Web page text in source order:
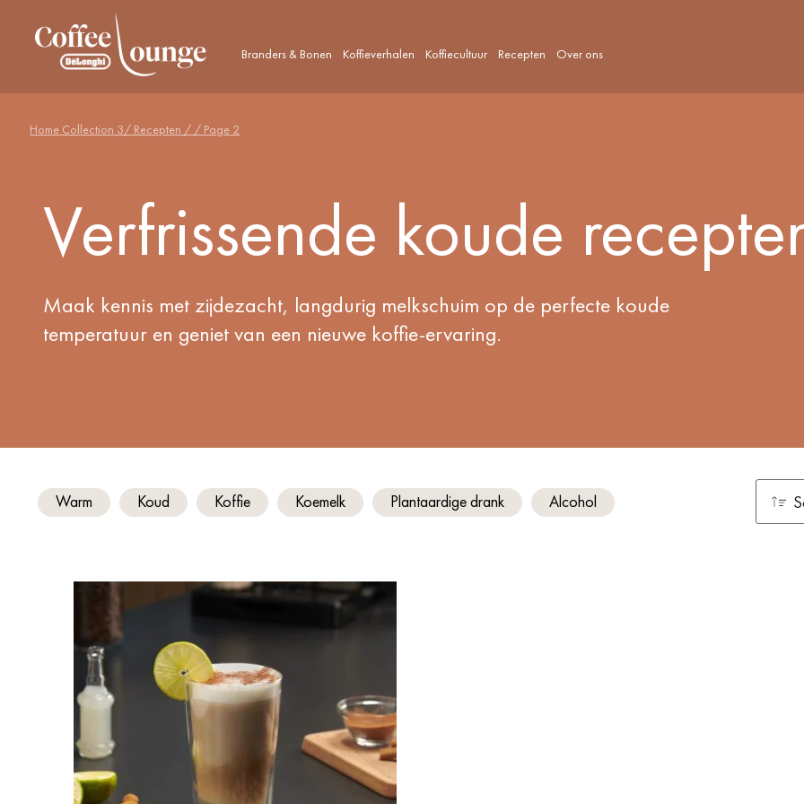
Branders & Bonen Koffieverhalen Koffiecultuur Recepten Over ons
Home Collection 3/ Recepten / / Page 2
Verfrissende koude
Maak kennis met zijdezacht, langdurig melkschuim op de perfecte koude
temperatuur en geniet van een nieuwe koffie-ervaring.
Warm Koud Koffie Koemelk Plantaardige drank Alcohol